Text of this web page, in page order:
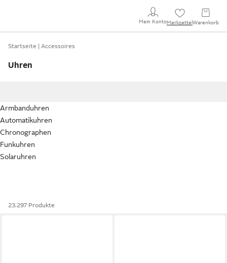
Mein KontoMerkzettel Warenkorb
Startseite Accessoires
Uhren
Armbanduhren
Automatikuhren
Chronographen
Funkuhren
Solaruhren
23.297 Produkte